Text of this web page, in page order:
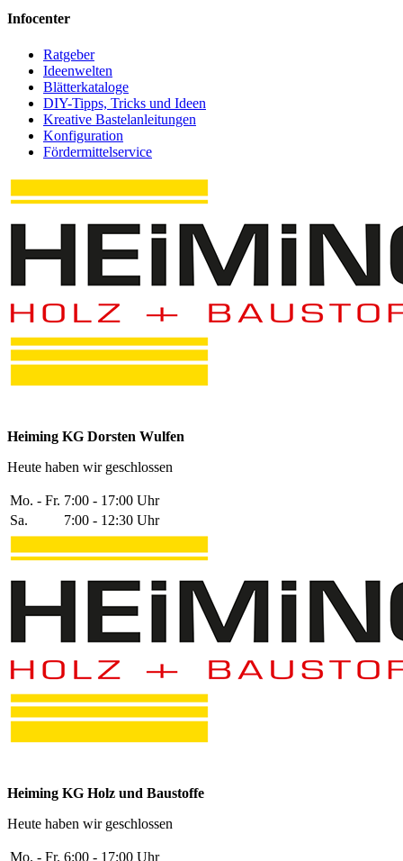
Infocenter
Ratgeber
Ideenwelten
Blätterkataloge
DIY-Tipps, Tricks und Ideen
Kreative Bastelanleitungen
Konfiguration
Fördermittelservice
Heiming KG Dorsten Wulfen
Heute haben wir geschlossen
Mo. - Fr. 7:00 - 17:00 Uhr
Sa.
7:00 - 12:30 Uhr
Heiming KG Holz und Baustoffe
Heute haben wir geschlossen
Mo. - Fr. 6:00 - 17:00 Uhr